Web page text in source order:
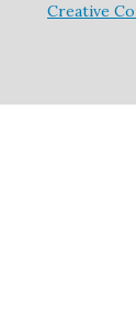
Creative